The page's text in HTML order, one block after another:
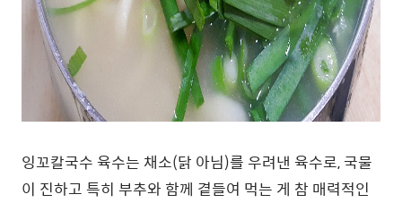
잉꼬칼국수 육수는 채소(닭 아님)를 우려낸 육수로, 국물
이 진하고 특히 부추와 함께 곁들여 먹는 게 참 매력적인